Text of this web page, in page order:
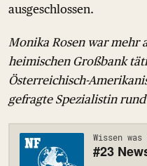
ausgeschlossen.
Monika Rosen war mehr
heimischen Großbank
Österreichisch-
gefragte Spezialistin